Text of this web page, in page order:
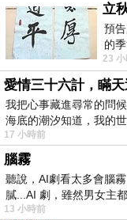
立
預
的
舒
23
愛情三十六計，瞞
我把心事藏進尋常的問
海底的潮汐知道，我的
17 小時前
腦霧
聽說，AI劇看太多會腦
膩...AI 劇，雖然男女主
13 小時前